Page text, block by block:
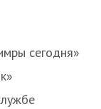
сегодня»